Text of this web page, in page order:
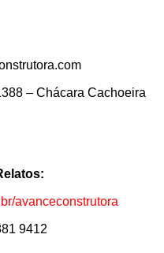
– Chácara Cachoeira
avanceconstrutora
9412